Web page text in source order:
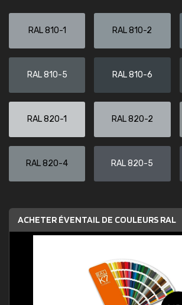
RAL 810-1 RAL 810-2
RAL 810-5 RAL 810-6
RAL 820-1 RAL 820-2
RAL 820-4 RAL 820-5
ACHETER ÉVENTAIL DE COULEURS RAL